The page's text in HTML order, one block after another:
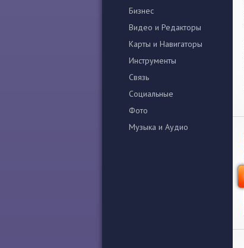
Бизнес
Видео и Редакторы
Карты и Навигаторы
Инструменты
Связь
Социальные
Фото
Музыка и Аудио